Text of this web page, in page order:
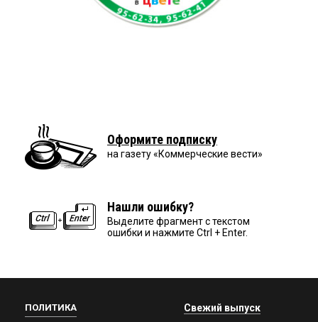
Оформите подписку
на газету «Коммерческие вести»
Нашли ошибку?
Выделите фрагмент с текстом
ошибки и нажмите Ctrl + Enter.
ПОЛИТИКА Свежий выпуск